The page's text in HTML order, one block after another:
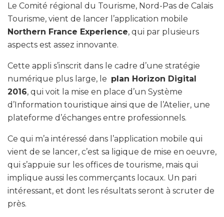
Le Comité régional du Tourisme, Nord-Pas de Calais
Tourisme, vient de lancer l’application mobile
Northern France Experience, qui par plusieurs
aspects est assez innovante.
Cette appli s’inscrit dans le cadre d’une stratégie
numérique plus large, le plan Horizon Digital
2016, qui voit la mise en place d’un Système
d’Information touristique ainsi que de l’Atelier, une
plateforme d’échanges entre professionnels.
Ce qui m’a intéressé dans l’application mobile qui
vient de se lancer, c’est sa ligique de mise en oeuvre,
qui s’appuie sur les offices de tourisme, mais qui
implique aussi les commerçants locaux. Un pari
intéressant, et dont les résultats seront à scruter de
près.